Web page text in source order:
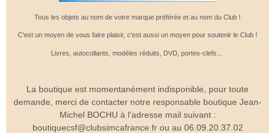
Tous les objets au nom de votre marque préférée et au nom du Club !
C'est un moyen de vous faire plaisir, c'est aussi un moyen pour soutenir le Club !
Livres, autocollants, modèles réduits, DVD, portes-clefs...
La boutique est momentanément indisponible, pour toute
demande, merci de contacter notre responsable boutique Jean-
Michel BOCHU à l'adresse mail suivant :
boutiquecsf@clubsimcafrance.fr ou au 06.09.20.37.02